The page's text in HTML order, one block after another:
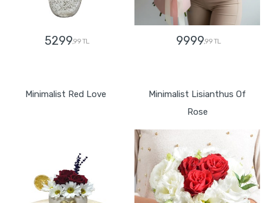
5299,99 TL 9999,99 TL
Minimalist Red Love
Minimalist Lisianthus Of
Rose